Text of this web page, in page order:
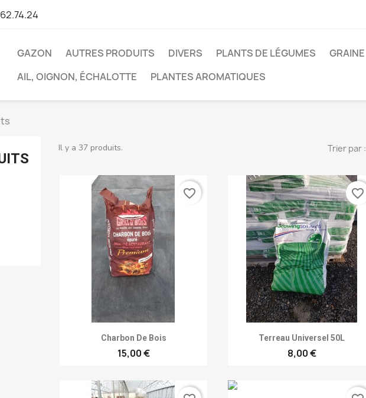
GAZON AUTRES PRODUITS DIVERS PLANTS DE LÉGUMES GRAINE
AIL, OIGNON, ÉCHALOTTE
PLANTES AROMATIQUES
Il y a 37 produits. Trier par :
Achat rapide
Charbon De Bois
15,00 €
favorite_border
Achat rapide
Terreau Universel 50L
8,00 €
favorite_border